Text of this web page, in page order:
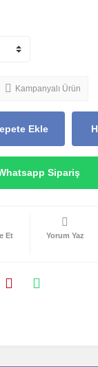
Kampanyalı Ürün
Ekle
Sipariş
Et Yorum Yaz